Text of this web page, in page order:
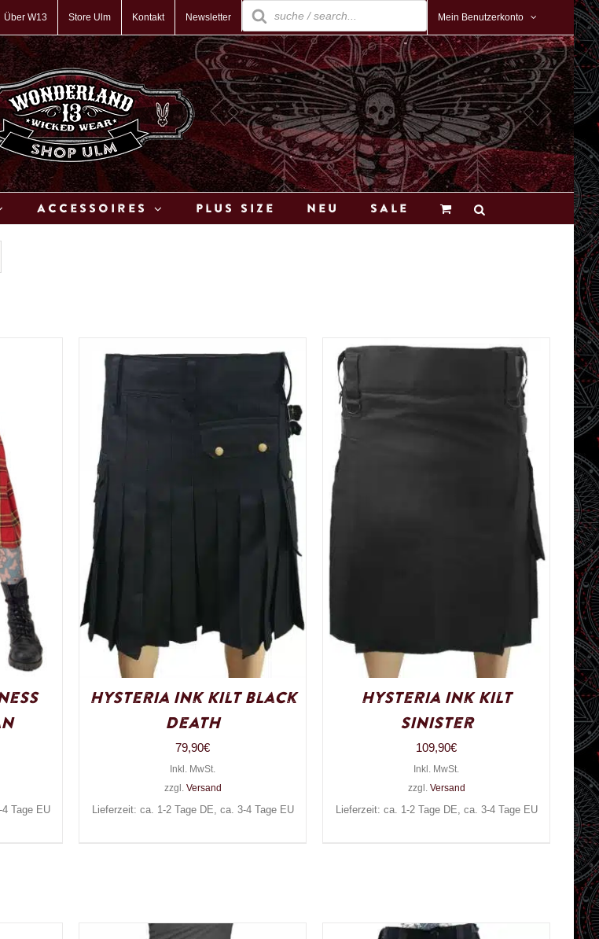
Über W13 Store Ulm Kontakt Newsletter
Products
search
Mein Benutzerkonto
Accessoires Plus Size Neu Sale
Tage EU
Hysteria Ink Kilt Black
Death
79,90€
Inkl. MwSt.
zzgl. Versand
Lieferzeit: ca. 1-2 Tage DE, ca. 3-4 Tage EU
Hysteria Ink Kilt
Sinister
109,90€
Inkl. MwSt.
zzgl. Versand
Lieferzeit: ca. 1-2 Tage DE, ca. 3-4 Tage EU